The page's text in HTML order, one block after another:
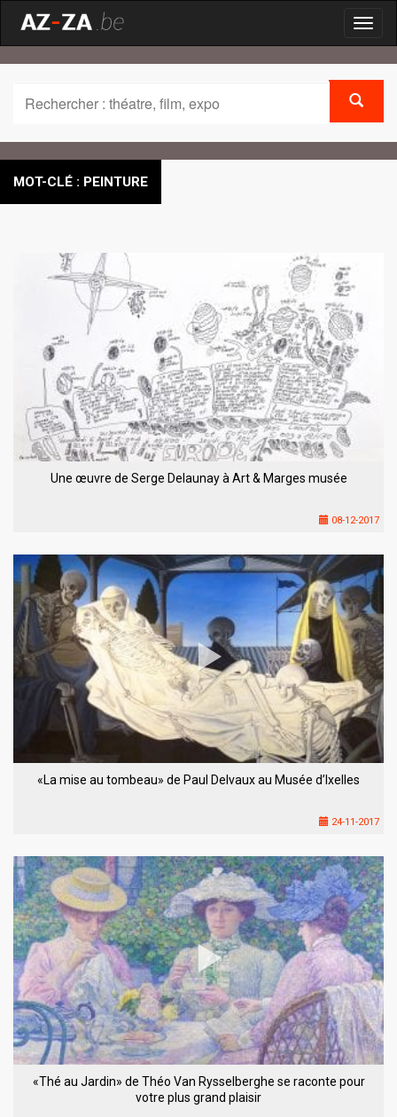
MOT-CLÉ : PEINTURE
Une œuvre de Serge Delaunay à Art & Marges musée
08-12-2017
«La mise au tombeau» de Paul Delvaux au Musée d’Ixelles
24-11-2017
«Thé au Jardin» de Théo Van Rysselberghe se raconte pour
votre plus grand plaisir